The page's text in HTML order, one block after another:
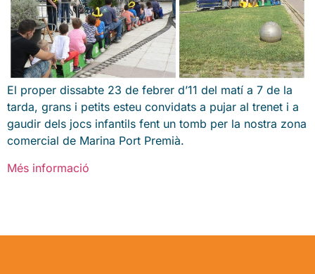
El proper dissabte 23 de febrer d’11 del matí a 7 de la
tarda, grans i petits esteu convidats a pujar al trenet i a
gaudir dels jocs infantils fent un tomb per la nostra zona
comercial de Marina Port Premià.
Més informació